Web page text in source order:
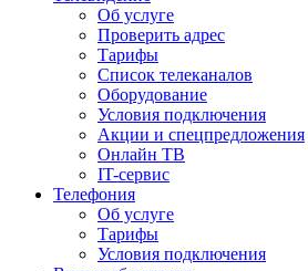
Об услуге
Проверить адрес
Тарифы
Список телеканалов
Оборудование
Условия подключения
Акции и спецпредложения
Онлайн ТВ
IT-сервис
Телефония
Об услуге
Тарифы
Условия подключения